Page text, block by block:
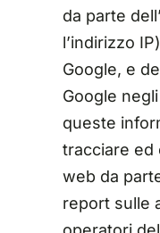
da parte
l’indirizzo
Google, e
Google
queste
tracciare ed
web da
report sulle